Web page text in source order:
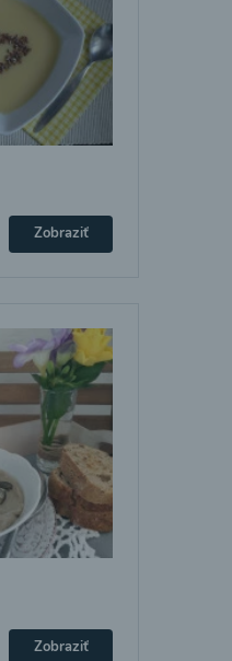
Zobraziť
Zobraziť